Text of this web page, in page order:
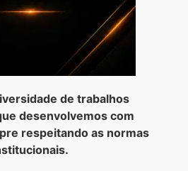
de trabalhos
desenvolvemos com
respeitando as normas